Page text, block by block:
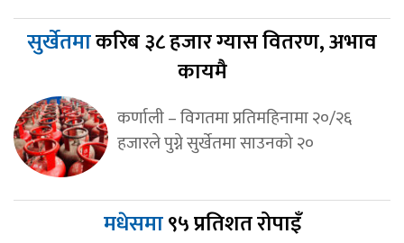
सुर्खेतमाकरिब ३८ हजार ग्यास वितरण, अभाव
कायमै
कर्णाली – विगतमा प्रतिमहिनामा २०/२६
हजारले पुग्ने सुर्खेतमा साउनको २०
मधेसमा९५ प्रतिशत रोपाइँ